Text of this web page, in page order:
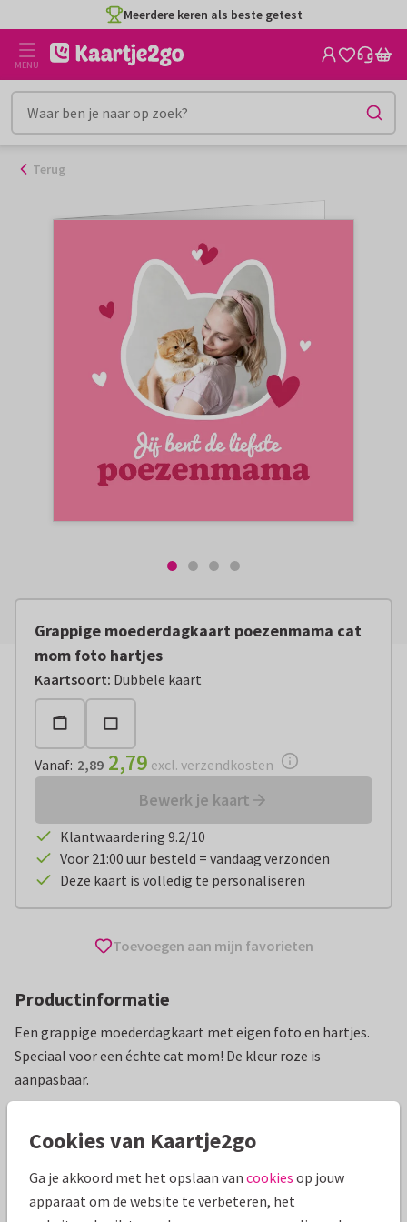
naar
inhoud
Meerdere keren als beste getest
MENU
Terug
Grappige moederdagkaart poezenmama cat
mom foto hartjes
Kaartsoort: Dubbele kaart
Vanaf:€ 2,79 excl. verzendkosten
Vanaf: 2,89 2,79 excl. verzendkosten
Bewerk je kaart
Klantwaardering 9.2/10
Voor 21:00 uur besteld = vandaag verzonden
Deze kaart is volledig te personaliseren
Toevoegen aan mijn favorieten
Productinformatie
Een grappige moederdagkaart met eigen foto en hartjes.
Speciaal voor een échte cat mom! De kleur roze is
aanpasbaar.
Moederdag kaarten Paperhugs - by Lidy Grappig
Cookies van Kaartje2go
Ga je akkoord met het opslaan van cookies op jouw
apparaat om de website te verbeteren, het